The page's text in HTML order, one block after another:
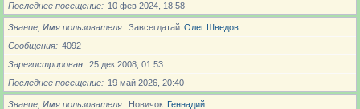
Последнее посещение
10 фев 2024, 18:58
Звание, Имя пользователя Завсегдатай Олег Шведов
Сообщения
4092
Зарегистрирован
25 дек 2008, 01:53
Последнее посещение
19 май 2026, 20:40
Звание, Имя пользователя Новичoк Геннадий